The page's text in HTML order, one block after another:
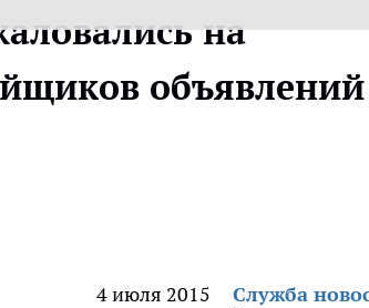
на
4 июля 2015
Служба